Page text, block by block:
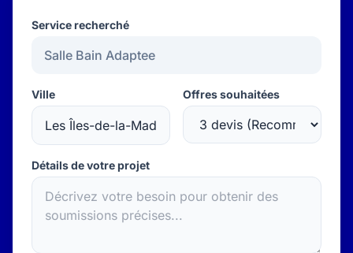
Service recherché
Ville Offres souhaitées
Détails de votre projet